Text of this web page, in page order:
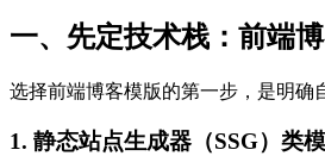
一、先定技术栈：前端
选择前端博客模版的第一步，是明确
1. 静态站点生成器（SSG）类